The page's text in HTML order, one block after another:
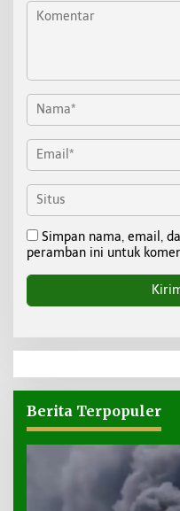
Simpan nama, email,
peramban ini untuk
Berita Terpopuler